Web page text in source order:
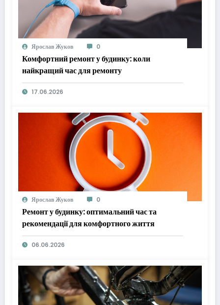
Ярослав Жуков 0
Комфортний ремонт у будинку: коли
найкращий час для ремонту
17.06.2026
Ярослав Жуков 0
Ремонт у будинку: оптимальний час та
рекомендації для комфортного життя
06.06.2026